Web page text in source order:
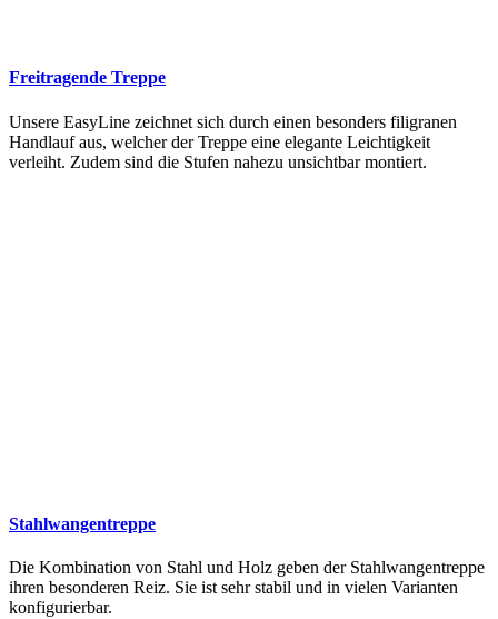
Freitragende Treppe
Unsere EasyLine zeichnet sich durch einen besonders filigranen
Handlauf aus, welcher der Treppe eine elegante Leichtigkeit
verleiht. Zudem sind die Stufen nahezu unsichtbar montiert.
Stahlwangentreppe
Die Kombination von Stahl und Holz geben der Stahlwangentreppe
ihren besonderen Reiz. Sie ist sehr stabil und in vielen Varianten
konfigurierbar.